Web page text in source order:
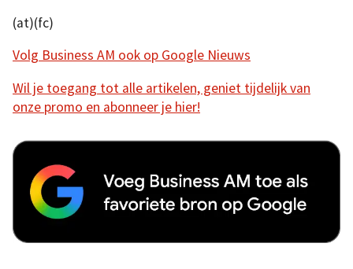
(at)(fc)
Volg Business AM ook op Google Nieuws
Wil je toegang tot alle artikelen, geniet tijdelijk van
onze promo en abonneer je hier!